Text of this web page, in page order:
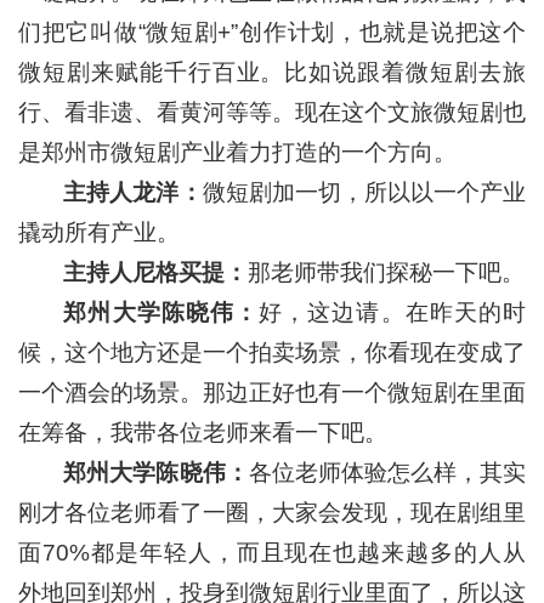
们把它叫做“微短剧+”创作计划，也就是说把这个
微短剧来赋能千行百业。比如说跟着微短剧去旅
行、看非遗、看黄河等等。现在这个文旅微短剧也
是郑州市微短剧产业着力打造的一个方向。
主持人龙洋： 微短剧加一切，所以以一个产业
撬动所有产业。
主持人尼格买提： 那老师带我们探秘一下吧。
郑州大学陈晓伟：好，这边请。在昨天的时
候，这个地方还是一个拍卖场景，你看现在变成了
一个酒会的场景。那边正好也有一个微短剧在里面
在筹备，我带各位老师来看一下吧。
郑州大学陈晓伟： 各位老师体验怎么样，其实
刚才各位老师看了一圈，大家会发现，现在剧组里
面70%都是年轻人，而且现在也越来越多的人从
外地回到郑州，投身到微短剧行业里面了，所以这